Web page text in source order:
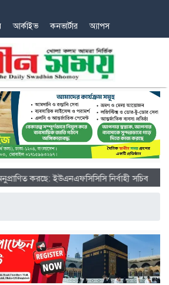
আর্কাইভ কনভার্টার অ্যাপস
করছে: ইউএনএফসিসিসি নির্বাহী সচিব